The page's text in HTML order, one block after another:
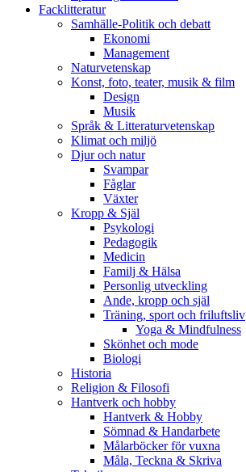
Facklitteratur
Samhälle-Politik och debatt
Ekonomi
Management
Naturvetenskap
Konst, foto, teater, musik & film
Design
Musik
Språk & Litteraturvetenskap
Klimat och miljö
Djur och natur
Svampar
Fåglar
Växter
Kropp & Själ
Psykologi
Pedagogik
Medicin
Familj & Hälsa
Personlig utveckling
Ande, kropp och själ
Träning, sport och friluftsliv
Yoga & Mindfulness
Skönhet och mode
Biologi
Historia
Religion & Filosofi
Hantverk och hobby
Hantverk & Hobby
Sömnad & Handarbete
Målarböcker för vuxna
Måla, Teckna & Skriva